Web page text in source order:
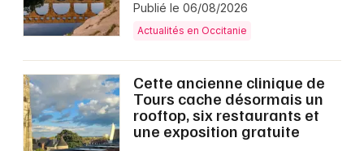
Publié le 06/08/2026
Actualités en Occitanie
Cette ancienne clinique de
Tours cache désormais un
rooftop, six restaurants et
une exposition gratuite